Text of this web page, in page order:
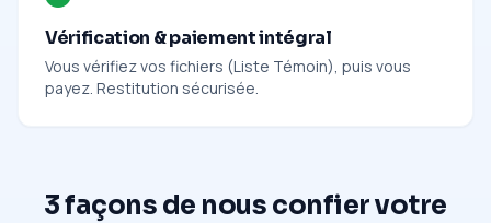
Vérification & paiement intégral
Vous vérifiez vos fichiers (Liste Témoin), puis vous
payez. Restitution sécurisée.
3 façons de nous confier votre